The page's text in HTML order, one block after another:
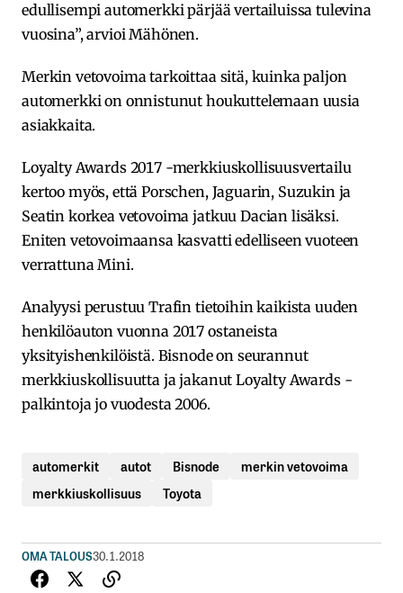
edullisempi automerkki pärjää vertailuissa tulevina
vuosina”, arvioi Mähönen.
Merkin vetovoima tarkoittaa sitä, kuinka paljon
automerkki on onnistunut houkuttelemaan uusia
asiakkaita.
Loyalty Awards 2017 -merkkiuskollisuusvertailu
kertoo myös, että Porschen, Jaguarin, Suzukin ja
Seatin korkea vetovoima jatkuu Dacian lisäksi.
Eniten vetovoimaansa kasvatti edelliseen vuoteen
verrattuna Mini.
Analyysi perustuu Trafin tietoihin kaikista uuden
henkilöauton vuonna 2017 ostaneista
yksityishenkilöistä. Bisnode on seurannut
merkkiuskollisuutta ja jakanut Loyalty Awards -
palkintoja jo vuodesta 2006.
automerkit autot Bisnode
merkin vetovoima
merkkiuskollisuus
Toyota
OMA TALOUS30.1.2018